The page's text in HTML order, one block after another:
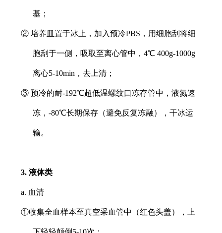
基；
② 培养皿置于冰上，加入预冷PBS，用细胞刮将细
胞刮于一侧，吸取至离心管中，4℃ 400g-1000g
离心5-10min，去上清；
③ 预冷的耐-192℃超低温螺纹口冻存管中，液氮速
冻，-80℃长期保存（避免反复冻融），干冰运
输。
3. 液体类
a. 血清
①收集全血样本至真空采血管中（红色头盖），上